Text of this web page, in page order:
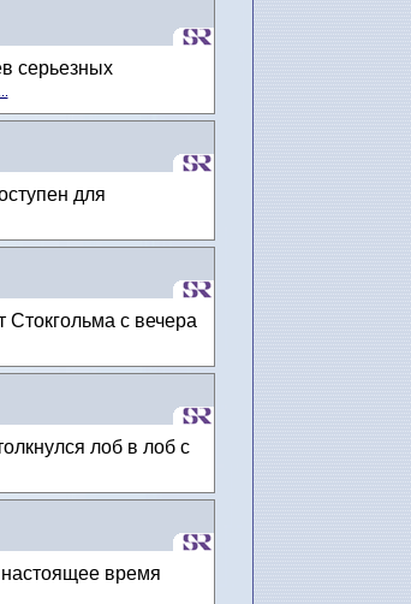
серьезных
для
с вечера
лоб в лоб с
время